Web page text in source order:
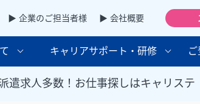
▶ 企業のご担当者様 ▶ 会社概要
キャリアサポート・研修
遣求人多数！お仕事探しはキャリステ